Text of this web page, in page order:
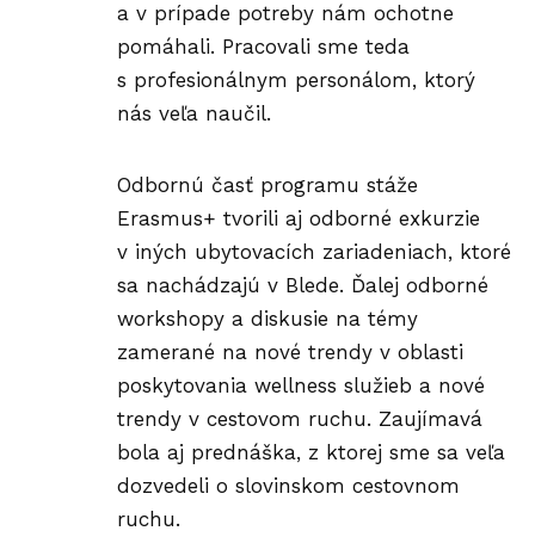
a v prípade potreby nám ochotne
pomáhali. Pracovali sme teda
s profesionálnym personálom, ktorý
nás veľa naučil.
Odbornú časť programu stáže
Erasmus+ tvorili aj odborné exkurzie
v iných ubytovacích zariadeniach, ktoré
sa nachádzajú v Blede. Ďalej odborné
workshopy a diskusie na témy
zamerané na nové trendy v oblasti
poskytovania wellness služieb a nové
trendy v cestovom ruchu. Zaujímavá
bola aj prednáška, z ktorej sme sa veľa
dozvedeli o slovinskom cestovnom
ruchu.